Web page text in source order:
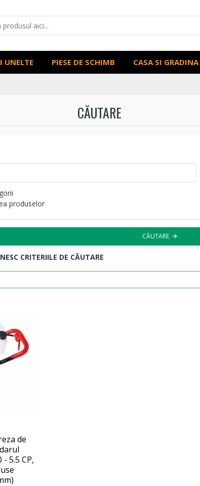
UNELTE PIESE DE SCHIMB CASA SI GRADINA
CĂUTARE
produselor
CĂUTARE
CRITERIILE DE CĂUTARE
de
5.5 CP,